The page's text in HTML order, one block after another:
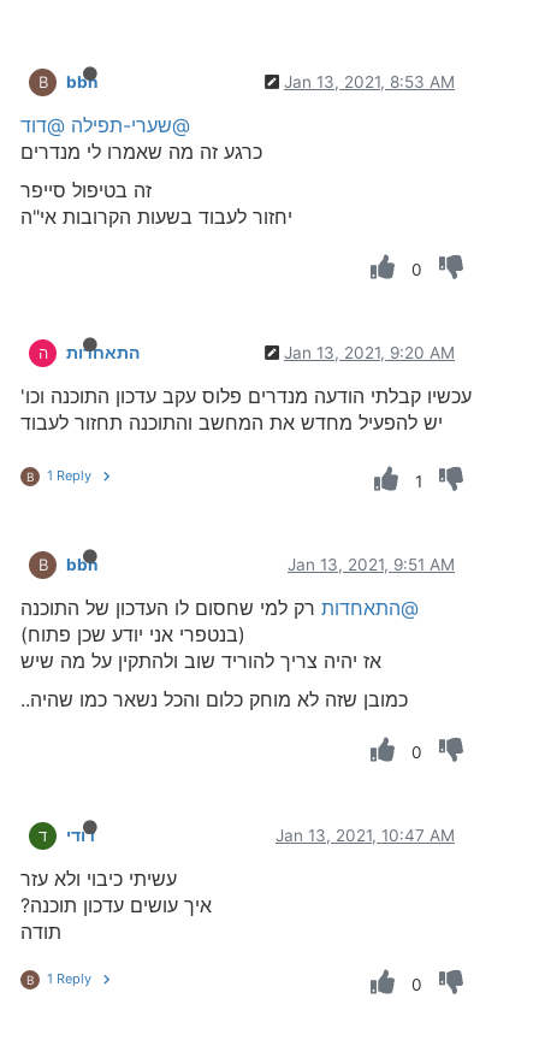
B bbn Jan 13, 2021, 8:53 AM
@שערי-תפילה @דוד
כרגע זה מה שאמרו לי מנדרים
זה בטיפול סייפר
יחזור לעבוד בשעות הקרובות אי"ה
0
ה התאחדות Jan 13, 2021, 9:20 AM
עכשיו קבלתי הודעה מנדרים פלוס עקב עדכון התוכנה וכו'
יש להפעיל מחדש את המחשב והתוכנה תחזור לעבוד
B 1 Reply 1
B bbn Jan 13, 2021, 9:51 AM
@התאחדות רק למי שחסום לו העדכון של התוכנה
(בנטפרי אני יודע שכן פתוח)
אז יהיה צריך להוריד שוב ולהתקין על מה שיש
כמובן שזה לא מוחק כלום והכל נשאר כמו שהיה..
0
ד דודי Jan 13, 2021, 10:47 AM
עשיתי כיבוי ולא עזר
איך עושים עדכון תוכנה?
תודה
B 1 Reply 0